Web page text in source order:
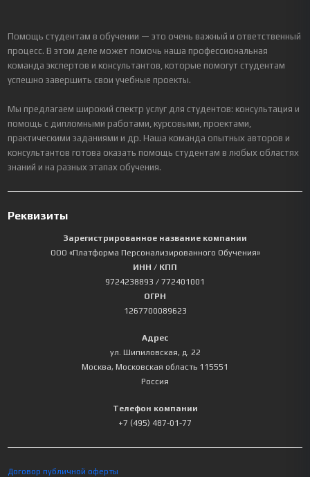
Помощь студентам в обучении — это очень важный и ответственный
процесс. В этом деле может помочь наша профессиональная
команда экспертов и консультантов, которые помогут студентам
успешно завершить свои учебные проекты.
Мы предлагаем широкий спектр услуг для студентов: консультация и
помощь с дипломными работами, курсовыми, проектами,
практическими заданиями и др. Наша команда опытных авторов и
консультантов готова оказать помощь студентам в любых областях
знаний и на разных этапах обучения.
Реквизиты
Зарегистрированное название компании
ООО «Платформа Персонализированного Обучения»
ИНН / КПП
9724238893 / 772401001
ОГРН
1267700089623
Адрес
ул. Шипиловская, д. 22
Москва, Московская область 115551
Россия
Телефон компании
+7 (495) 487-01-77
Договор публичной оферты